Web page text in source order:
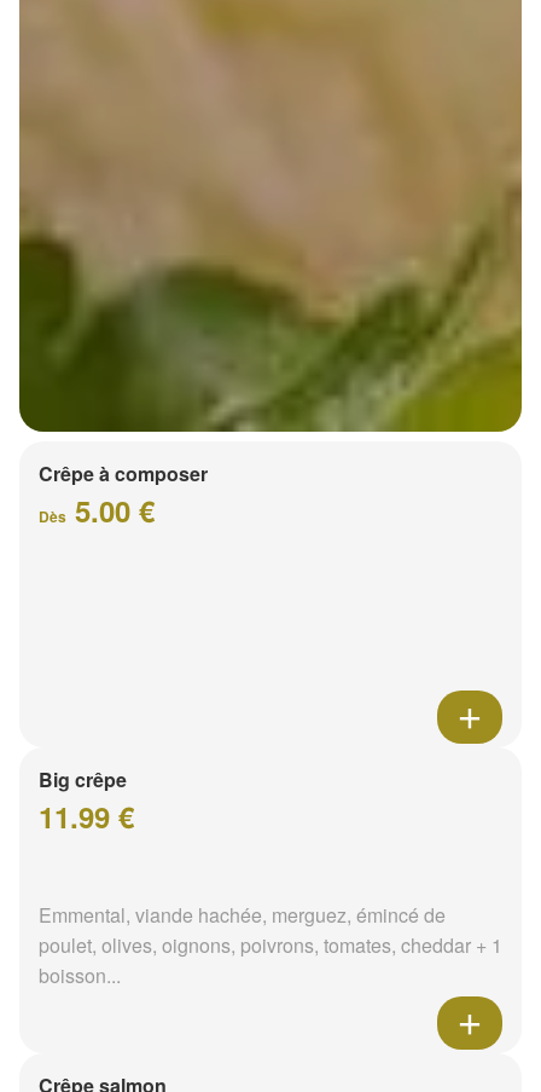
Crêpe à composer
Dès 5.00 €
Big crêpe
11.99 €
Emmental, viande hachée, merguez, émincé de
poulet, olives, oignons, poivrons, tomates, cheddar + 1
boisson...
Crêpe salmon